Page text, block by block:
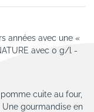
années avec une «
avec 0 g/l -
cuite au four,
gourmandise en